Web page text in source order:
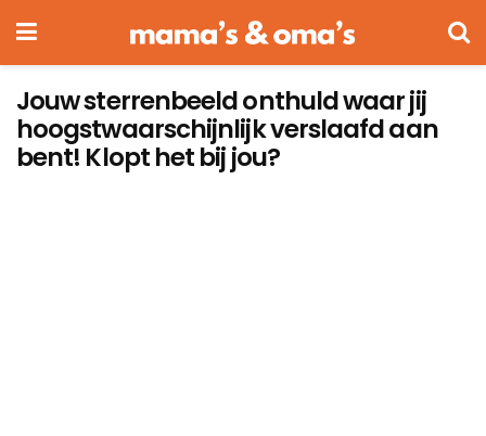
Jouw sterrenbeeld onthuld waar jij
hoogstwaarschijnlijk verslaafd aan
bent! Klopt het bij jou?